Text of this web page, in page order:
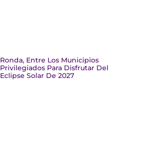
Ronda, Entre Los Municipios
Privilegiados Para Disfrutar Del
Eclipse Solar De 2027